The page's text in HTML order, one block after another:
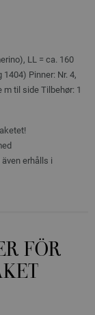
LL = ca. 160
Pinner: Nr. 4,
m til side Tilbehør: 1
erhålls i
FÖR